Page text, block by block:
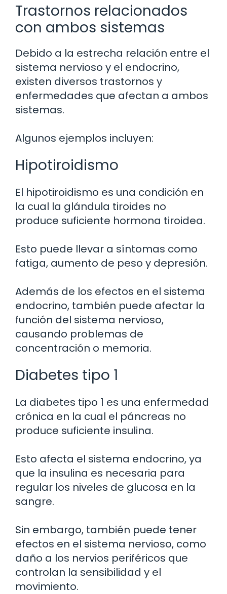
Trastornos relacionados
con ambos sistemas
Debido a la estrecha relación entre el
sistema nervioso y el endocrino,
existen diversos trastornos y
enfermedades que afectan a ambos
sistemas.
Algunos ejemplos incluyen:
Hipotiroidismo
El hipotiroidismo es una condición en
la cual la glándula tiroides no
produce suficiente hormona tiroidea.
Esto puede llevar a síntomas como
fatiga, aumento de peso y depresión.
Además de los efectos en el sistema
endocrino, también puede afectar la
función del sistema nervioso,
causando problemas de
concentración o memoria.
Diabetes tipo 1
La diabetes tipo 1 es una enfermedad
crónica en la cual el páncreas no
produce suficiente insulina.
Esto afecta el sistema endocrino, ya
que la insulina es necesaria para
regular los niveles de glucosa en la
sangre.
Sin embargo, también puede tener
efectos en el sistema nervioso, como
daño a los nervios periféricos que
controlan la sensibilidad y el
movimiento.